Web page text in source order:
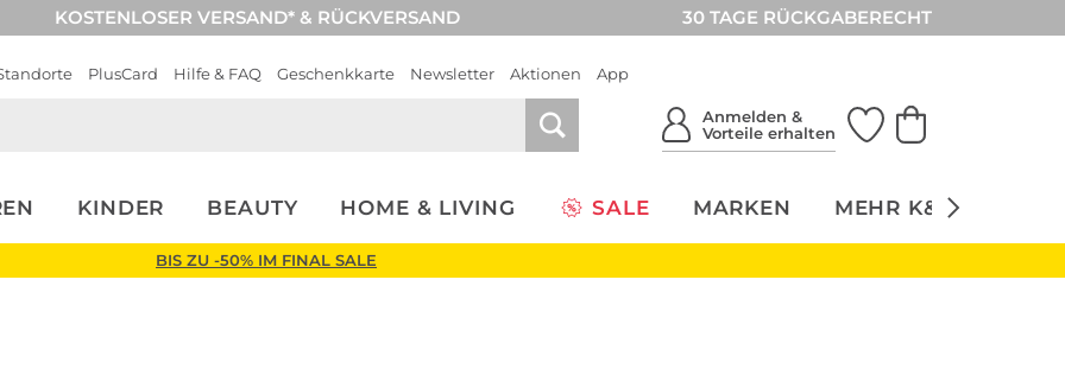
KOSTENLOSER VERSAND* & RÜCKVERSAND 30 TAGE RÜCKGABERECHT
PlusCard Hilfe & FAQ Geschenkkarte Newsletter Aktionen App
Anmelden &
Vorteile erhalten
KINDER BEAUTY HOME & LIVING SALE MARKEN MEHR K&Ö
BIS ZU -50% IM FINAL SALE